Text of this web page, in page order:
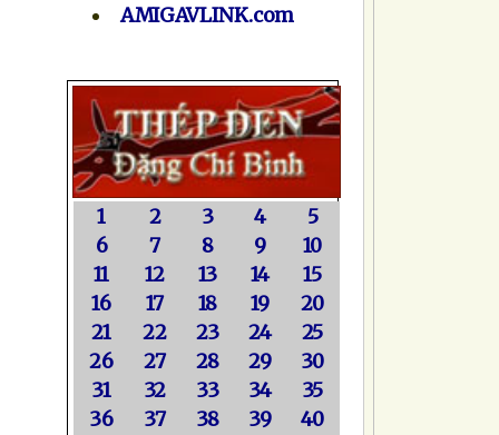
AMIGAVLINK.com
1 2 3 4
5
6
7 8 9
10
11
12 13 14
15
16
17 18 19
20
21
22 23 24
25
26
27 28 29
30
31
32 33 34
35
36
37 38 39
40